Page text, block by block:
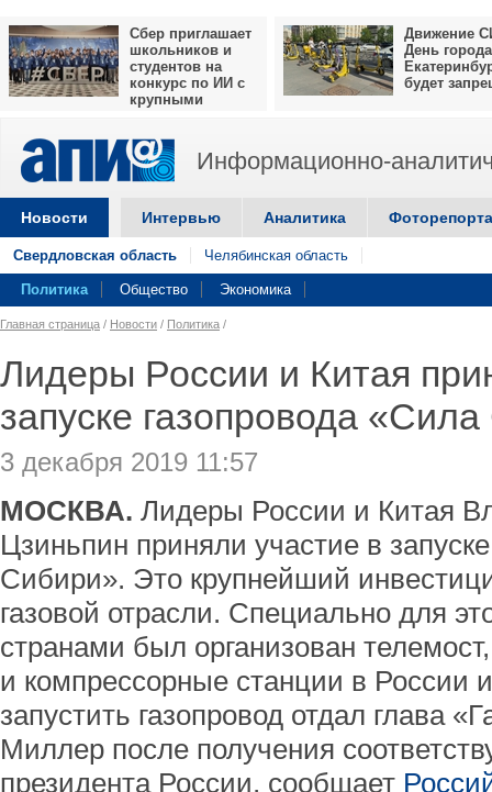
Сбер приглашает
школьников и
студентов на
конкурс по ИИ с
крупными
Движение
День города
будет
Информационно-
Новости Интервью Аналитика
Свердловская область Челябинская область
Политика Общество Экономика
Главная страница / Новости / Политика /
Лидеры России и Китая
запуске газопровода
3 декабря 2019 11:57
МОСКВА. Лидеры России и Китая
Цзиньпин приняли участие в
Сибири». Это крупнейший
газовой отрасли. Специально для
странами был организован
и компрессорные станции в России
запустить газопровод отдал глава
Миллер после получения
президента России, сообщает